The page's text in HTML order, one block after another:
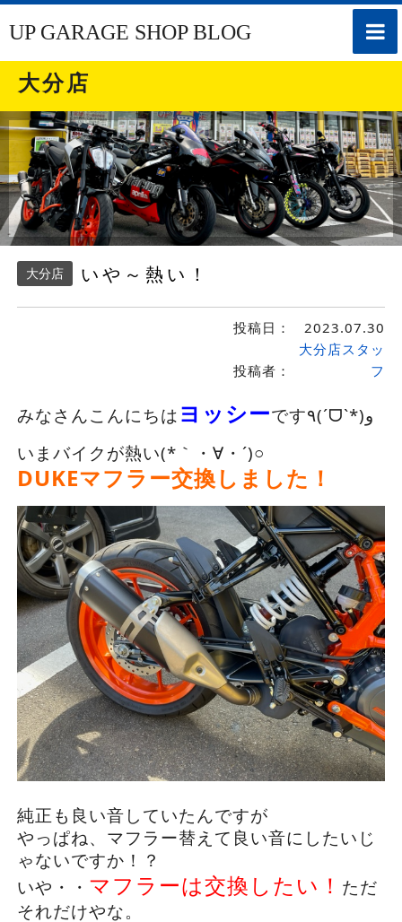
toggle
UP GARAGE SHOP BLOG
大分店
大分店 いや～熱い！
投稿日： 2023.07.30
投稿者：
大分店スタッ
フ
みなさんこんにちは ヨッシー
いまバイクが熱い(*｀・∀・´)○
DUKEマフラー交換しました！
純正も良い音していたんですが
やっぱね、マフラー替えて良い音にしたいじ
ゃないですか！？
いや・・ マフラーは交換したい！ ただ
それだけやな。